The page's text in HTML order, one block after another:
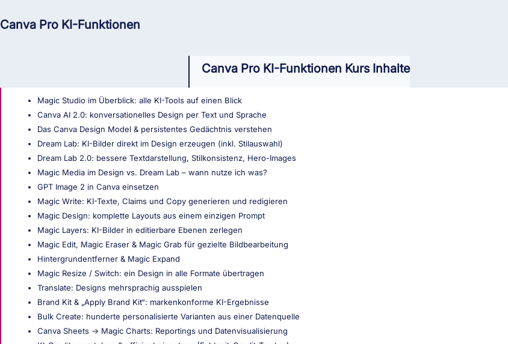
Canva Pro KI-Funktionen
Canva Pro KI-Funktionen Kurs Inhalte
Magic Studio im Überblick: alle KI-Tools auf einen Blick
Canva AI 2.0: konversationelles Design per Text und Sprache
Das Canva Design Model & persistentes Gedächtnis verstehen
Dream Lab: KI-Bilder direkt im Design erzeugen (inkl. Stilauswahl)
Dream Lab 2.0: bessere Textdarstellung, Stilkonsistenz, Hero-Images
Magic Media im Design vs. Dream Lab – wann nutze ich was?
GPT Image 2 in Canva einsetzen
Magic Write: KI-Texte, Claims und Copy generieren und redigieren
Magic Design: komplette Layouts aus einem einzigen Prompt
Magic Layers: KI-Bilder in editierbare Ebenen zerlegen
Magic Edit, Magic Eraser & Magic Grab für gezielte Bildbearbeitung
Hintergrundentferner & Magic Expand
Magic Resize / Switch: ein Design in alle Formate übertragen
Translate: Designs mehrsprachig ausspielen
Brand Kit & „Apply Brand Kit“: markenkonforme KI-Ergebnisse
Bulk Create: hunderte personalisierte Varianten aus einer Datenquelle
Canva Sheets → Magic Charts: Reportings und Datenvisualisierung